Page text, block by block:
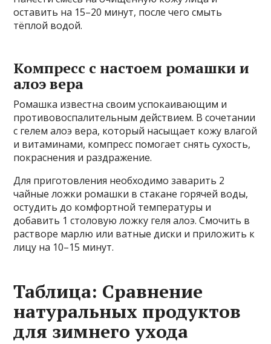
оставить на 15–20 минут, после чего смыть
тёплой водой.
Компресс с настоем ромашки и
алоэ вера
Ромашка известна своим успокаивающим и
противовоспалительным действием. В сочетании
с гелем алоэ вера, который насыщает кожу влагой
и витаминами, компресс помогает снять сухость,
покраснения и раздражение.
Для приготовления необходимо заварить 2
чайные ложки ромашки в стакане горячей воды,
остудить до комфортной температуры и
добавить 1 столовую ложку геля алоэ. Смочить в
растворе марлю или ватные диски и приложить к
лицу на 10–15 минут.
Таблица: Сравнение
натуральных продуктов
для зимнего ухода